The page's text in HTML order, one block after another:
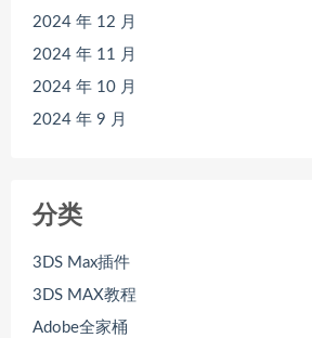
2024 年 12 月
2024 年 11 月
2024 年 10 月
2024 年 9 月
分类
3DS Max插件
3DS MAX教程
Adobe全家桶